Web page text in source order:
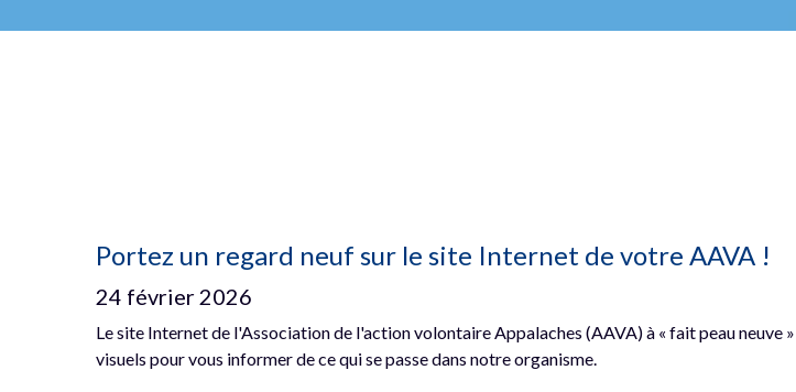
Portez un regard neuf sur le site Internet de votre AAVA !
24 février 2026
Le site Internet de l'Association de l'action volontaire Appalaches (AAVA) à « fait peau neuve
visuels pour vous informer de ce qui se passe dans notre organisme.